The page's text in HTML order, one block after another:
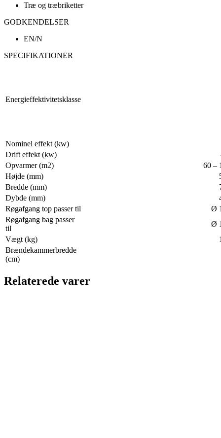
Træ og træbriketter
GODKENDELSER
EN/N
SPECIFIKATIONER
Energieffektivitetsklasse
Nominel effekt (kw)
Drift effekt (kw)
Opvarmer (m2)
60 –
Højde (mm)
Bredde (mm)
Dybde (mm)
Røgafgang top passer til
Ø
Røgafgang bag passer
til
Ø
Vægt (kg)
Brændekammerbredde
(cm)
Relaterede varer